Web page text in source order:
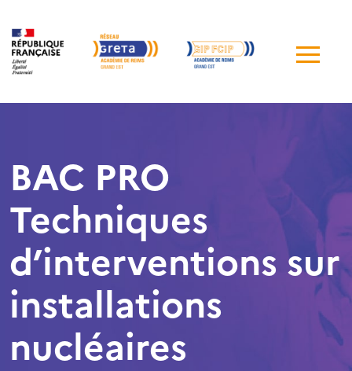
de
BAC PRO
Techniques
d’interventions sur
installations
nucléaires